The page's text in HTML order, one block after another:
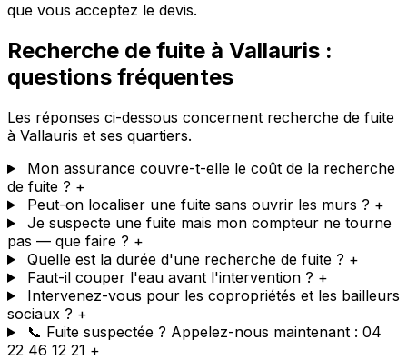
que vous acceptez le devis.
Recherche de fuite à Vallauris :
questions fréquentes
Les réponses ci-dessous concernent recherche de fuite
à Vallauris et ses quartiers.
Mon assurance couvre-t-elle le coût de la recherche
de fuite ? +
Peut-on localiser une fuite sans ouvrir les murs ? +
Je suspecte une fuite mais mon compteur ne tourne
pas — que faire ? +
Quelle est la durée d'une recherche de fuite ? +
Faut-il couper l'eau avant l'intervention ? +
Intervenez-vous pour les copropriétés et les bailleurs
sociaux ? +
📞 Fuite suspectée ? Appelez-nous maintenant : 04
22 46 12 21 +